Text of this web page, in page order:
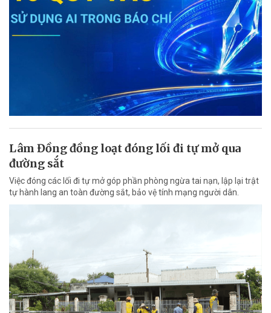
Lâm Đồng đồng loạt đóng lối đi tự mở qua
đường sắt
Việc đóng các lối đi tự mở góp phần phòng ngừa tai nạn, lập lại trật
tự hành lang an toàn đường sắt, bảo vệ tính mạng người dân.